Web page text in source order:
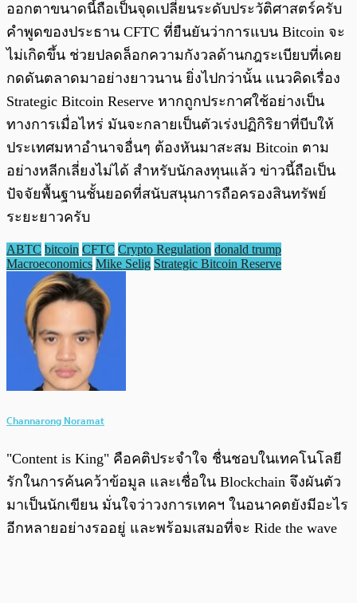
ออกตาขนาดนี้ถือเป็นจุดเปลี่ยนระดับประวัติศาสตร์ครับ
คำพูดของประธาน CFTC ที่ยืนยันว่าการแบน Bitcoin จะ
ไม่เกิดขึ้น ช่วยปลดล็อกความกังวลด้านกฎระเบียบที่เคย
กดดันตลาดมาอย่างยาวนาน ยิ่งไปกว่านั้น แนวคิดเรื่อง
Strategic Bitcoin Reserve หากถูกประกาศใช้อย่างเป็น
ทางการเมื่อไหร่ มันจะกลายเป็นตัวเร่งปฏิกิริยาที่บีบให้
ประเทศมหาอำนาจอื่นๆ ต้องหันมาสะสม Bitcoin ตาม
อย่างหลีกเลี่ยงไม่ได้ สำหรับนักลงทุนแล้ว ข่าวนี้ถือเป็น
ปัจจัยพื้นฐานชั้นยอดที่สนับสนุนการถือครองสินทรัพย์
ระยะยาวครับ
ABTC bitcoin CFTC Crypto Regulation donald trump
Macroeconomics Mike Selig Strategic Bitcoin Reserve
Channarong Noramat
"Content is King" คือคติประจำใจ ชื่นชอบในเทคโนโลยี
รักในการค้นคว้าข้อมูล และเชื่อใน Blockchain จึงผันตัว
มาเป็นนักเขียน มั่นใจว่าวงการเทคฯ ในอนาคตยังมีอะไร
อีกหลายอย่างรออยู่ และพร้อมเสมอที่จะ Ride the wave